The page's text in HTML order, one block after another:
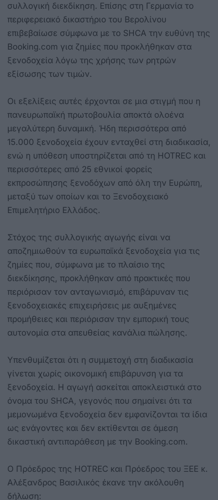
συλλογική διεκδίκηση. Επίσης στη Γερμανία το
περιφερειακό δικαστήριο του Βερολίνου
επιβεβαίωσε σύμφωνα με το SHCA την ευθύνη της
Booking.com για ζημίες που προκλήθηκαν στα
ξενοδοχεία λόγω της χρήσης των ρητρών
εξίσωσης των τιμών.
Οι εξελίξεις αυτές έρχονται σε μια στιγμή που η
πανευρωπαϊκή πρωτοβουλία αποκτά ολοένα
μεγαλύτερη δυναμική. Ήδη περισσότερα από
15.000 ξενοδοχεία έχουν ενταχθεί στη διαδικασία,
ενώ η υπόθεση υποστηρίζεται από τη HOTREC και
περισσότερες από 25 εθνικοί φορείς
εκπροσώπησης ξενοδόχων από όλη την Ευρώπη,
μεταξύ των οποίων και το Ξενοδοχειακό
Επιμελητήριο Ελλάδος.
Στόχος της συλλογικής αγωγής είναι να
αποζημιωθούν τα ευρωπαϊκά ξενοδοχεία για τις
ζημίες που, σύμφωνα με το πλαίσιο της
διεκδίκησης, προκλήθηκαν από πρακτικές που
περιόρισαν τον ανταγωνισμό, επιβάρυναν τις
ξενοδοχειακές επιχειρήσεις με αυξημένες
προμήθειες και περιόρισαν την εμπορική τους
αυτονομία στα απευθείας κανάλια πώλησης.
Υπενθυμίζεται ότι η συμμετοχή στη διαδικασία
γίνεται χωρίς οικονομική επιβάρυνση για τα
ξενοδοχεία. Η αγωγή ασκείται αποκλειστικά στο
όνομα του SHCA, γεγονός που σημαίνει ότι τα
μεμονωμένα ξενοδοχεία δεν εμφανίζονται τα ίδια
ως ενάγοντες και δεν εκτίθενται σε άμεση
δικαστική αντιπαράθεση με την Booking.com.
Ο Πρόεδρος της HOTREC και Πρόεδρος του ΞΕΕ κ.
Αλέξανδρος Βασιλικός έκανε την ακόλουθη
δήλωση: